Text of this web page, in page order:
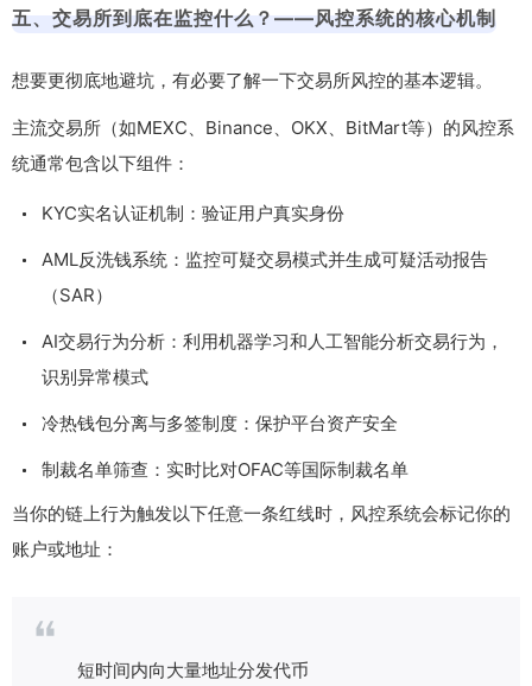
五、交易所到底在监控什么？——风控系统的核心机制
想要更彻底地避坑，有必要了解一下交易所风控的基本逻辑。
主流交易所（如MEXC、Binance、OKX、BitMart等）的风控系
统通常包含以下组件：
KYC实名认证机制：验证用户真实身份
AML反洗钱系统：监控可疑交易模式并生成可疑活动报告
（SAR）
AI交易行为分析：利用机器学习和人工智能分析交易行为，
识别异常模式
冷热钱包分离与多签制度：保护平台资产安全
制裁名单筛查：实时比对OFAC等国际制裁名单
当你的链上行为触发以下任意一条红线时，风控系统会标记你的
账户或地址：
短时间内向大量地址分发代币